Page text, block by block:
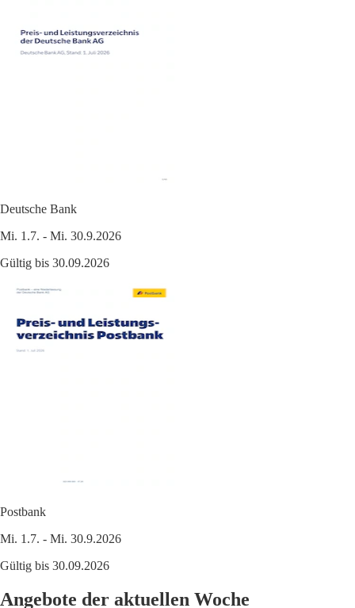
Deutsche Bank
Mi. 1.7. - Mi. 30.9.2026
Gültig bis 30.09.2026
Postbank
Mi. 1.7. - Mi. 30.9.2026
Gültig bis 30.09.2026
Angebote der aktuellen Woche